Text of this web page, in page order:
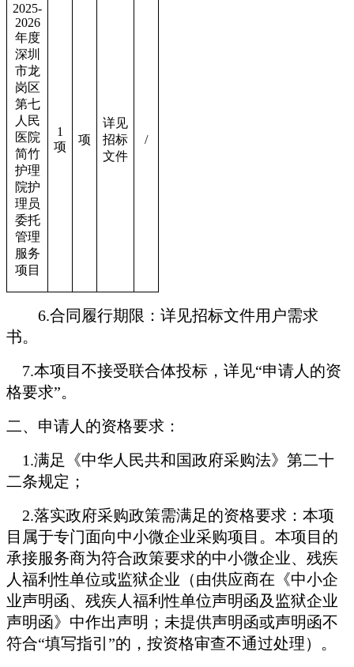
2025-
2026
年度
深圳
市龙
岗区
第七
人民
医院
简竹
护理
院护
理员
委托
管理
服务
项目
1
项
项
详见
招标
文件
/
6.合同履行期限：详见招标文件用户需求
书。
7.本项目不接受联合体投标，详见“申请人的资
格要求”。
二、申请人的资格要求：
1.满足《中华人民共和国政府采购法》第二十
二条规定；
2.落实政府采购政策需满足的资格要求：本项
目属于专门面向中小微企业采购项目。本项目的
承接服务商为符合政策要求的中小微企业、残疾
人福利性单位或监狱企业（由供应商在《中小企
业声明函、残疾人福利性单位声明函及监狱企业
声明函》中作出声明；未提供声明函或声明函不
符合“填写指引”的，按资格审查不通过处理）。